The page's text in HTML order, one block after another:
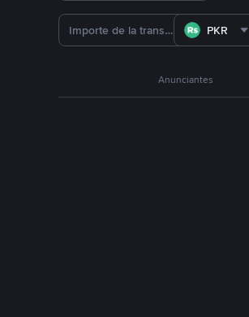
PKR
Anunciantes